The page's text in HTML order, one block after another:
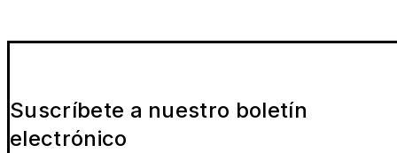
Suscríbete a nuestro boletín
electrónico